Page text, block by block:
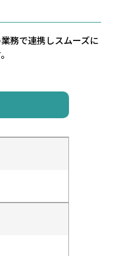
務で連携しスムーズに